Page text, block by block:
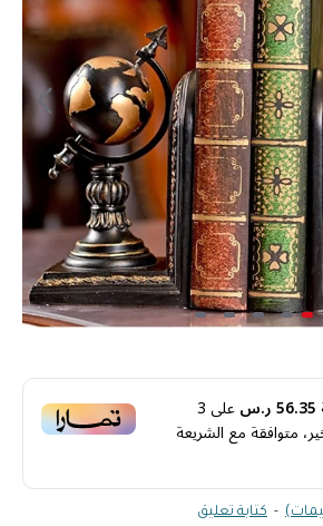
56.35 ر.س على3
متوافقة مع الشريعة
- كتابة تعليق